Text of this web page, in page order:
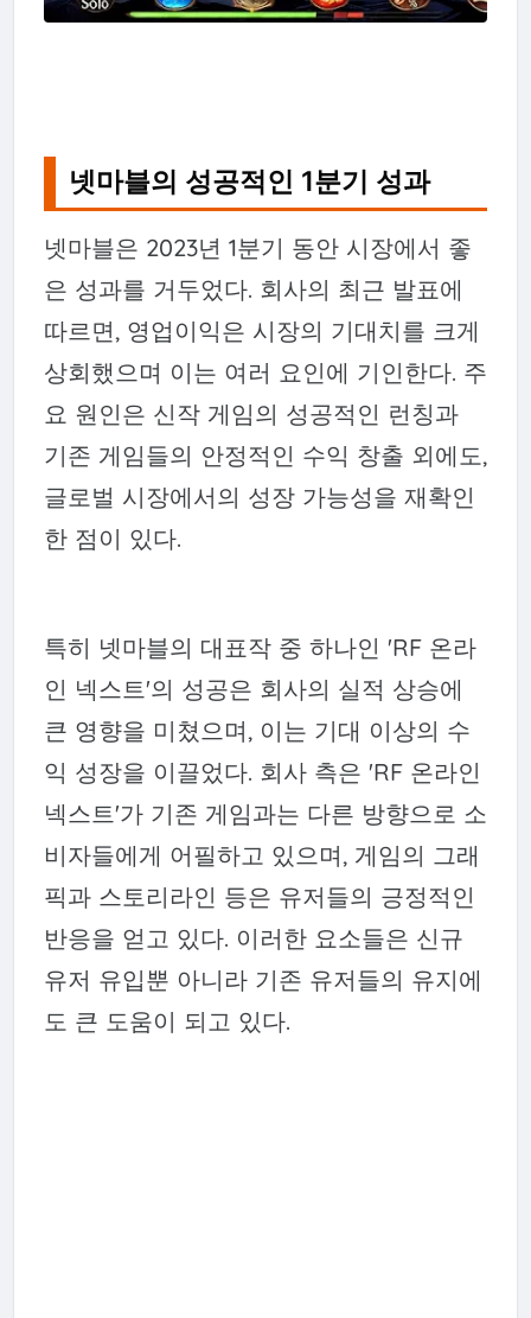
넷마블의 성공적인 1분기 성과
넷마블은 2023년 1분기 동안 시장에서 좋
은 성과를 거두었다. 회사의 최근 발표에
따르면, 영업이익은 시장의 기대치를 크게
상회했으며 이는 여러 요인에 기인한다. 주
요 원인은 신작 게임의 성공적인 런칭과
기존 게임들의 안정적인 수익 창출 외에도,
글로벌 시장에서의 성장 가능성을 재확인
한 점이 있다.
특히 넷마블의 대표작 중 하나인 'RF 온라
인 넥스트'의 성공은 회사의 실적 상승에
큰 영향을 미쳤으며, 이는 기대 이상의 수
익 성장을 이끌었다. 회사 측은 'RF 온라인
넥스트'가 기존 게임과는 다른 방향으로 소
비자들에게 어필하고 있으며, 게임의 그래
픽과 스토리라인 등은 유저들의 긍정적인
반응을 얻고 있다. 이러한 요소들은 신규
유저 유입뿐 아니라 기존 유저들의 유지에
도 큰 도움이 되고 있다.